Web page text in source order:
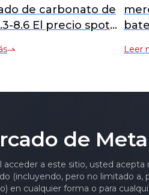
de carbonato de
8.6 El precio spot
ligeramente
los
en
año.
Leer
de
acceder a este sitio, usted
(incluyendo, pero no limitado a,
en cualquier forma o para